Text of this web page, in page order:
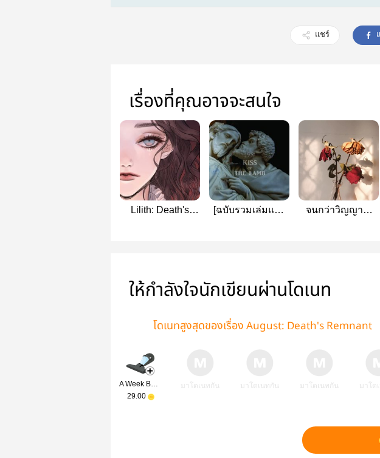
แชร์
เรื่องที่คุณอาจจะสนใจ
Lilith: Death's
[ฉบับรวมเล่มและ
จนกว่าวิญญาณ
ให้กำลังใจนักเขียนผ่านโดเนท
โดเนทสูงสุดของเรื่อง August: Death's Remnant
A Week Before Valentine
29.00
มาโดเนทกัน มาโดเนทกัน มาโดเนทกัน มาโด